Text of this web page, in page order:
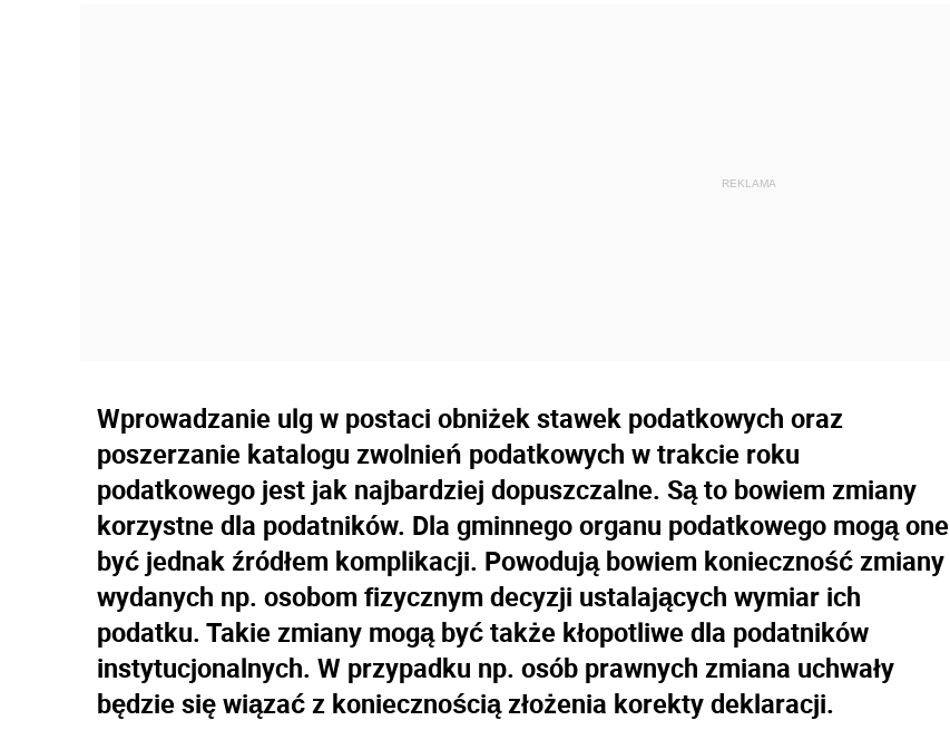
Wprowadzanie ulg w postaci obniżek stawek podatkowych oraz
poszerzanie katalogu zwolnień podatkowych w trakcie roku
podatkowego jest jak najbardziej dopuszczalne. Są to bowiem zmiany
korzystne dla podatników. Dla gminnego organu podatkowego mogą one
być jednak źródłem komplikacji. Powodują bowiem konieczność zmiany
wydanych np. osobom fizycznym decyzji ustalających wymiar ich
podatku. Takie zmiany mogą być także kłopotliwe dla podatników
instytucjonalnych. W przypadku np. osób prawnych zmiana uchwały
będzie się wiązać z koniecznością złożenia korekty deklaracji.